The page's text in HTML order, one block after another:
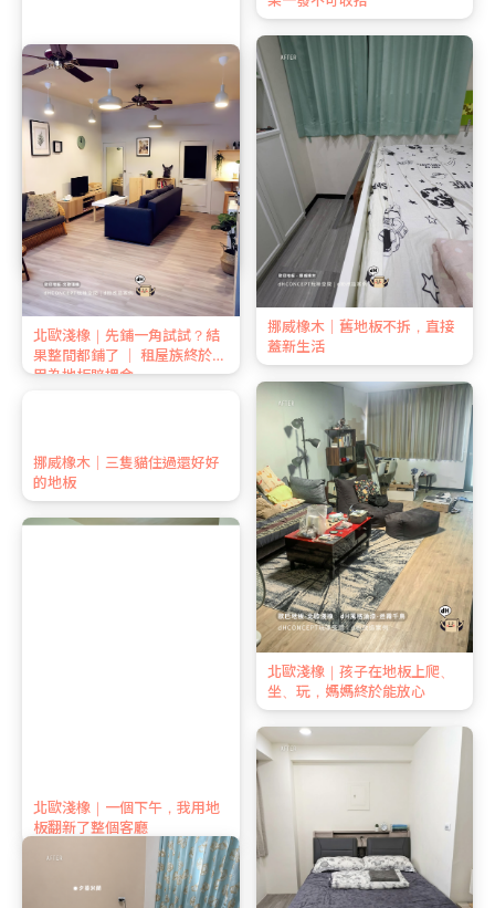
英倫灰橡｜想改造家裡？其實
比你想的便宜得多
挪威橡木｜舊地板不拆，直接
蓋新生活
北歐淺橡｜孩子在地板上爬、
坐、玩，媽媽終於能放心